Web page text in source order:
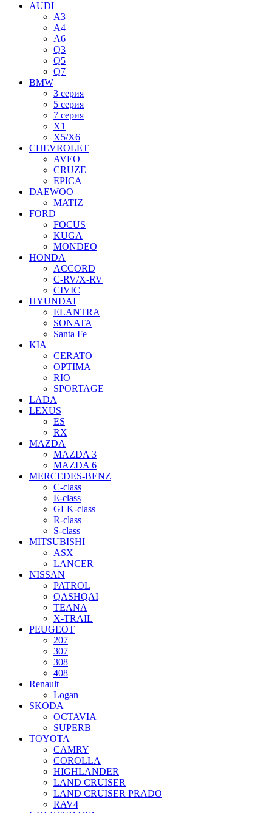
AUDI
A3
A4
A6
Q3
Q5
Q7
BMW
3 серия
5 серия
7 серия
X1
X5/X6
CHEVROLET
AVEO
CRUZE
EPICA
DAEWOO
MATIZ
FORD
FOCUS
KUGA
MONDEO
HONDA
ACCORD
C-RV/X-RV
CIVIC
HYUNDAI
ELANTRA
SONATA
Santa Fe
KIA
CERATO
OPTIMA
RIO
SPORTAGE
LADA
LEXUS
ES
RX
MAZDA
MAZDA 3
MAZDA 6
MERCEDES-BENZ
C-class
E-class
GLK-class
R-class
S-class
MITSUBISHI
ASX
LANCER
NISSAN
PATROL
QASHQAI
TEANA
X-TRAIL
PEUGEOT
207
307
308
408
Renault
Logan
SKODA
OCTAVIA
SUPERB
TOYOTA
CAMRY
COROLLA
HIGHLANDER
LAND CRUISER
LAND CRUISER PRADO
RAV4